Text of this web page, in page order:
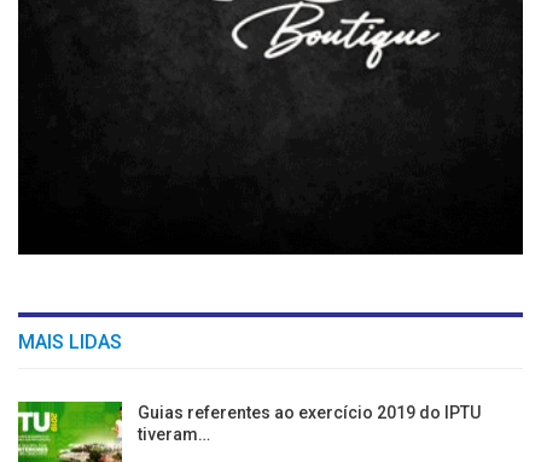
MAIS LIDAS
Guias referentes ao exercício 2019 do IPTU
tiveram…